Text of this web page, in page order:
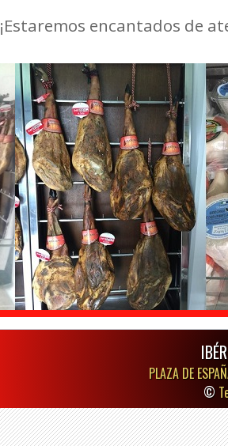
¡Estaremos encantados de
PLAZA DE
©